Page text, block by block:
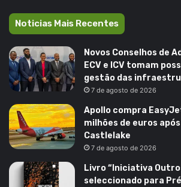
Noticias Mais Recentes
Novos Conselhos de
ECV e ICV tomam
gestão das
7 de agosto de 2026
Apollo compra
milhões de euros
Castlelake
7 de agosto de 2026
Livro “Iniciativa
seleccionado para